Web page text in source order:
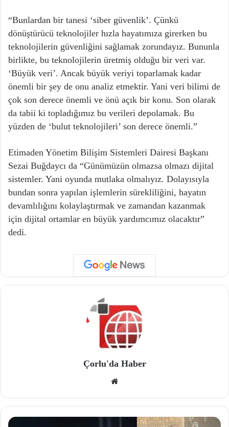
“Bunlardan bir tanesi ‘siber güvenlik’. Çünkü
dönüştürücü teknolojiler hızla hayatımıza girerken bu
teknolojilerin güvenliğini sağlamak zorundayız. Bununla
birlikte, bu teknolojilerin üretmiş olduğu bir veri var.
‘Büyük veri’. Ancak büyük veriyi toparlamak kadar
önemli bir şey de onu analiz etmektir. Yani veri bilimi de
çok son derece önemli ve önü açık bir konu. Son olarak
da tabii ki topladığımız bu verileri depolamak. Bu
yüzden de ‘bulut teknolojileri’ son derece önemli.”
Etimaden Yönetim Bilişim Sistemleri Dairesi Başkanı
Sezai Buğdaycı da “Günümüzün olmazsa olmazı dijital
sistemler. Yani oyunda mutlaka olmalıyız. Dolayısıyla
bundan sonra yapılan işlemlerin sürekliliğini, hayatın
devamlılığını kolaylaştırmak ve zamandan kazanmak
için dijital ortamlar en büyük yardımcımız olacaktır”
dedi.
Çorlu'da Haber
site
si